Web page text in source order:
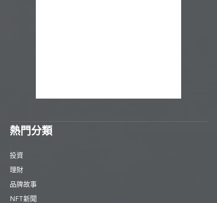
熱門分類
投資
理財
品牌故事
NFT新聞